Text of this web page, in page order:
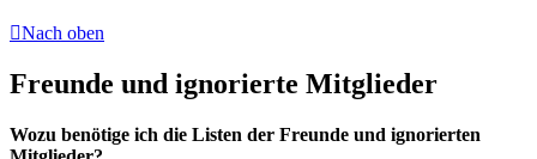
Nach oben
Freunde und ignorierte Mitglieder
Wozu benötige ich die Listen der Freunde und ignorierten